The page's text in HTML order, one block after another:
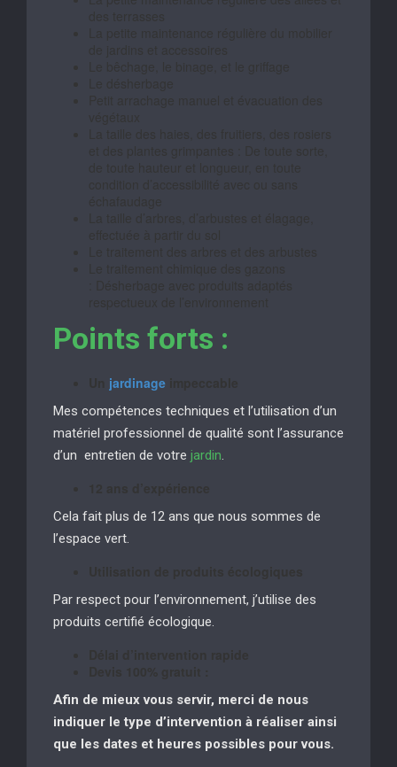
Points forts :
jardinage
Mes compétences techniques et l’utilisation d’un
matériel professionnel de qualité sont l’assurance
d’un entretien de votre jardin.
Cela fait plus de 12 ans que nous sommes de
l’espace vert.
Par respect pour l’environnement, j’utilise des
produits certifié écologique.
Afin de mieux vous servir, merci de nous
indiquer le type d’intervention à réaliser ainsi
que les dates et heures possibles pour vous.